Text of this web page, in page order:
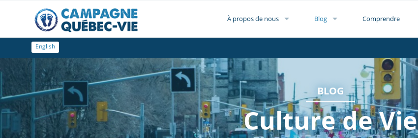
À propos de nous Blog Comprendre
English
BLOG
Culture de Vie